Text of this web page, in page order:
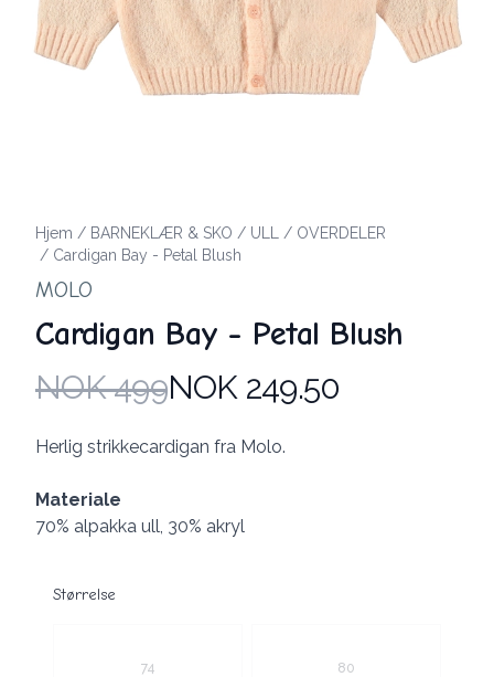
Hjem / BARNEKLÆR & SKO / ULL / OVERDELER
/ Cardigan Bay - Petal Blush
MOLO
Cardigan Bay - Petal Blush
Produktdetaljer
NOK 499NOK 249.50
Description
Herlig strikkecardigan fra Molo.
Materiale
70% alpakka ull, 30% akryl
Størrelse
74 80